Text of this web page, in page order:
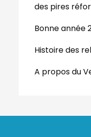
des pires
Bonne année
Histoire des
A propos du